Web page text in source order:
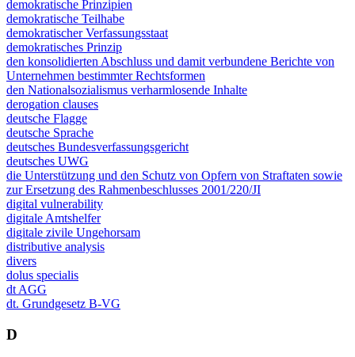
demokratische Prinzipien
demokratische Teilhabe
demokratischer Verfassungsstaat
demokratisches Prinzip
den konsolidierten Abschluss und damit verbundene Berichte von
Unternehmen bestimmter Rechtsformen
den Nationalsozialismus verharmlosende Inhalte
derogation clauses
deutsche Flagge
deutsche Sprache
deutsches Bundesverfassungsgericht
deutsches UWG
die Unterstützung und den Schutz von Opfern von Straftaten sowie
zur Ersetzung des Rahmenbeschlusses 2001/220/JI
digital vulnerability
digitale Amtshelfer
digitale zivile Ungehorsam
distributive analysis
divers
dolus specialis
dt AGG
dt. Grundgesetz B-VG
D